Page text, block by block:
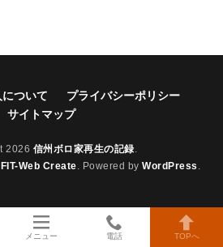
ついて
プライバシーポリシー
サイトマップ
2026 信州ボロ家再生の記録.
FIT-Web Create. Powered byWordPress .
メニュー 電話 TOPへ